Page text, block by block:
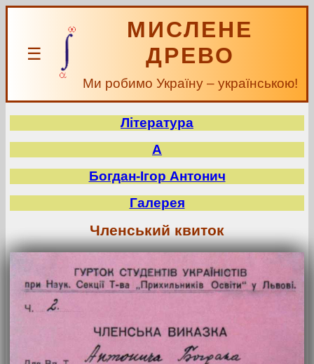
☰
МИСЛЕНЕ
ДРЕВО
Ми робимо Україну – українською!
Література
А
Богдан-Ігор Антонич
Галерея
Членський квиток